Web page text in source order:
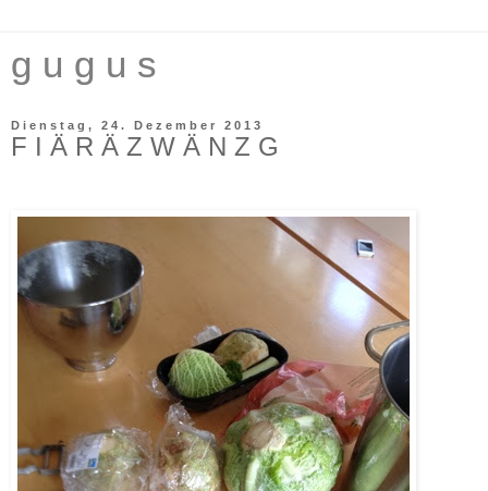
g u g u s
Dienstag, 24. Dezember 2013
F I Ä R Ä Z W Ä N Z G